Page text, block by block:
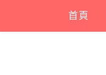
content
首頁